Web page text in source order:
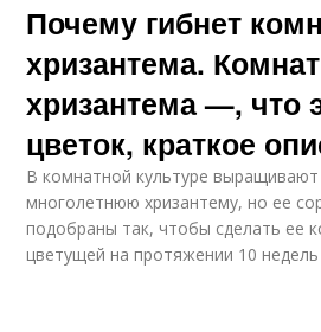
Почему гибнет
хризантема.
хризантема —, что
цветок, краткое
В комнатной культуре
многолетнюю хризантему, но ее
подобраны так, чтобы сделать ее
цветущей на протяжении 10